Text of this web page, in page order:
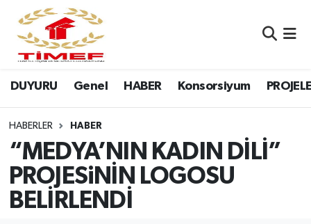
DUYURU Genel HABER Konsorsiyum
HABERLER HABER
“MEDYA’NIN KADIN DİLİ”
PROJESiNİN LOGOSU
BELİRLENDİ
Anasayfa Kutu
Anasayfa Manşet
Canlı Yayın
DUYURU
Erasmus
Nöbetçi Eczaneler
Hava Durumu
Namaz Vakitleri
Trafik Durumu
Süper Lig Puan Durumu ve Fikstür